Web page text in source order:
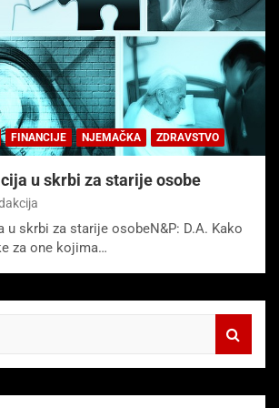
FINANCIJE NJEMAČKA ZDRAVSTVO
u skrbi za starije osobe
u skrbi za starije osobeN&P: D.A. Kako
za one kojima…